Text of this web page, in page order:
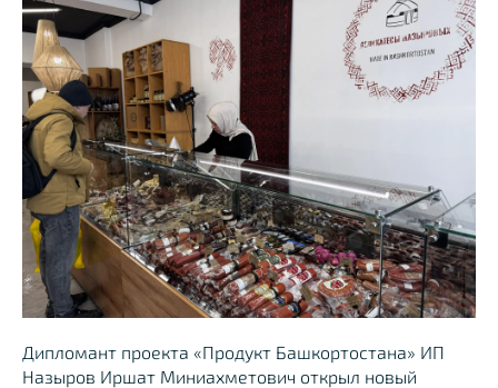
Дипломант проекта «Продукт Башкортостана» ИП
Назыров Иршат Миниахметович открыл новый